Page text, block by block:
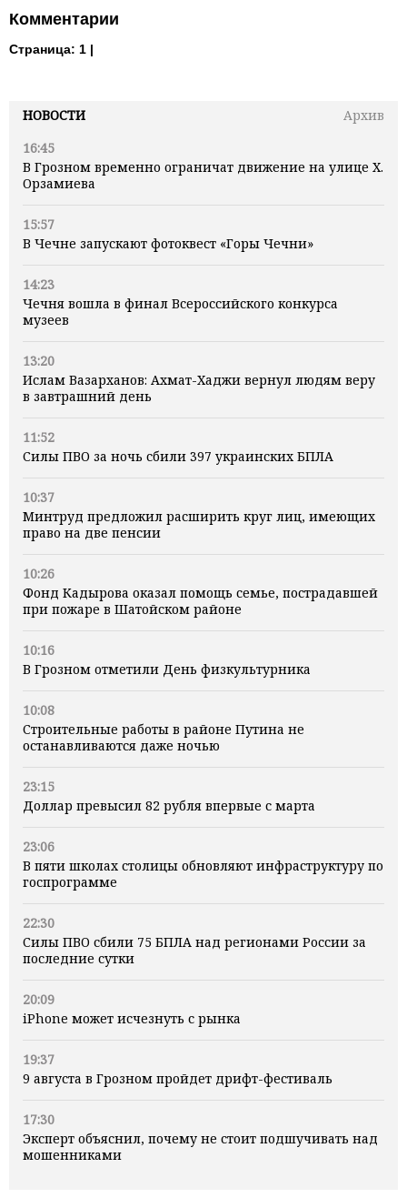
НОВОСТИ
Архив
16:45
В Грозном временно ограничат движение на улице Х.
Орзамиева
15:57
В Чечне запускают фотоквест «Горы Чечни»
14:23
Чечня вошла в финал Всероссийского конкурса
музеев
13:20
Ислам Вазарханов: Ахмат-Хаджи вернул людям веру
в завтрашний день
11:52
Силы ПВО за ночь сбили 397 украинских БПЛА
10:37
Минтруд предложил расширить круг лиц, имеющих
право на две пенсии
10:26
Фонд Кадырова оказал помощь семье, пострадавшей
при пожаре в Шатойском районе
10:16
В Грозном отметили День физкультурника
10:08
Строительные работы в районе Путина не
останавливаются даже ночью
23:15
Доллар превысил 82 рубля впервые с марта
23:06
В пяти школах столицы обновляют инфраструктуру по
госпрограмме
22:30
Силы ПВО сбили 75 БПЛА над регионами России за
последние сутки
20:09
iPhone может исчезнуть с рынка
19:37
9 августа в Грозном пройдет дрифт-фестиваль
17:30
Эксперт объяснил, почему не стоит подшучивать над
мошенниками
Комментарии
Страница: 1 |